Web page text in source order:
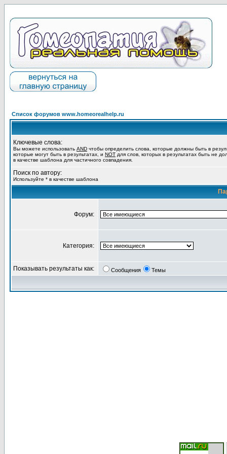
Список форумов www.homeorealhelp.ru
Ключевые слова:
Вы можете использовать AND чтобы определить слова, которые должны быть в
которые могут быть в результатах, и NOT для слов, которых в результатах быть не
в качестве шаблона для частичного совпадения.
Поиск по автору:
Используйте * в качестве шаблона
Форум:
Категория:
Показывать результаты как: Сообщения Темы